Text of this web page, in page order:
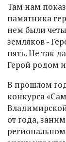
Там нам
памятника
нем были
земляков -
пять. Не так
Герой родом
В прошлом
конкурса
от года,